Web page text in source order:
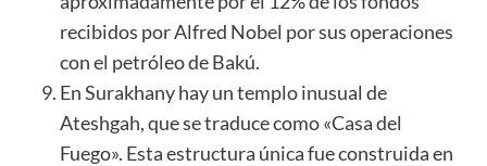
recibidos por Alfred Nobel por sus operaciones
con el petróleo de Bakú.
En Surakhany hay un templo inusual de
Ateshgah, que se traduce como «Casa del
Fuego». Esta estructura única fue construida en